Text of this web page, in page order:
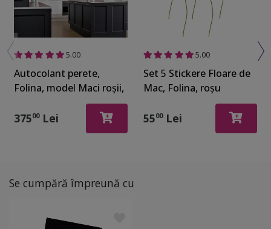
5.00
Autocolant perete,
Folina, model Maci roşii,
dimensiune autocolant
80x400 cm, laminare
lucioasă, racletă inclusă
37500Lei
5.00
Set 5 Stickere Floare de
Mac, Folina, roşu
5500Lei
Se cumpără împreună cu